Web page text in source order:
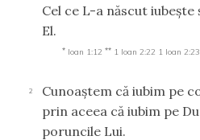
Cel ce L-a născut iubeşte
El.
* Ioan 1:12 ** 1 Ioan 2:22 1 Ioan 2:23
2
Cunoaştem că iubim pe
prin aceea că iubim pe
poruncile Lui.